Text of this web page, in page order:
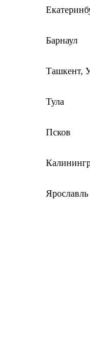
Барнаул
Ташкент,
Тула
Псков
Ярославль